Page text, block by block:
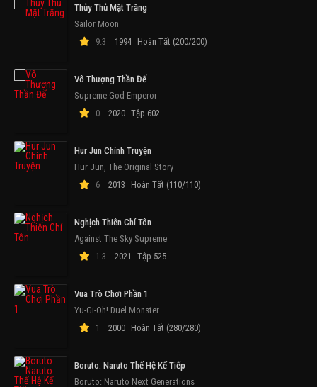
Thủy Thủ Mặt Trăng
Sailor Moon
9.3
1994 Hoàn Tất (200/200)
Vô Thượng Thần Đế
Supreme God Emperor
0
2020 Tập 602
Hur Jun Chính Truyện
Hur Jun, The Original Story
6
2013 Hoàn Tất (110/110)
Nghịch Thiên Chí Tôn
Against The Sky Supreme
1.3
2021 Tập 525
Vua Trò Chơi Phần 1
Yu-Gi-Oh! Duel Monster
1
2000 Hoàn Tất (280/280)
Boruto: Naruto Thế Hệ Kế Tiếp
Boruto: Naruto Next Generations